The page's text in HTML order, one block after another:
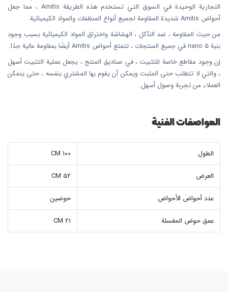
التجارية الوحيدة في السوق التي تستخدم هذه الطريقة Amitis ، مما جعل
أحواض Amitis شديدة المقاومة لجميع أنواع المنظفات والمواد الكيميائية.
من حيث المقاومة ، ضد التآكل ، الهشاشة واختراق المواد الكيميائية بسبب وجود
بنية nano 5 في جميع المنتجات ، تتمتع أحواض Amitis أيضًا بمقاومة عالية جدًا.
إن وجود مقاطع خاصة للتثبيت ، في صناديق المنتج ، يجعل عملية التثبيت أسهل
، والتي لا تتطلب حتى المثبت ويمكن أن يقوم بها المشتري بنفسه ، حتى يتمكن
العملاء من تجربة وصول أسهل.
المواصفات الفنية
الطول 100 CM
العرض 52 CM
عدد أحواض الأحواض حوضين
عمق حوض المغسلة 21 CM